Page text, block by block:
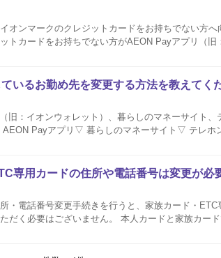
オンマークのクレジットカードをお持ちでない方へ向
トカードをお持ちでない方がAEON Payアプリ（
いるお勤め先を変更する方法を教えてく
旧：イオンウォレット）、暮らしのマネーサイト
・
専用カードの住所や電話番号は変更が必
・電話番号変更手続きを行うと、家族カード・
人カードと家族カードで別のご住所やお電話番号に設定することはできませ